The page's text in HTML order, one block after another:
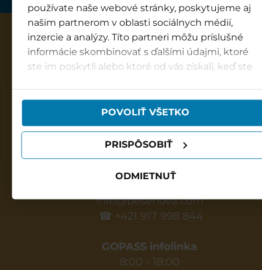
používate naše webové stránky, poskytujeme aj
našim partnerom v oblasti sociálnych médií,
inzercie a analýzy. Títo partneri môžu príslušné
informácie skombinovať s ďalšími údajmi, ktoré
ste im poskytli alebo ktoré od vás získali, keď ste
POVOLIŤ VŠETKO
PRISPÔSOBIŤ
ODMIETNUŤ
Vodní park Bešeňová
Otevírací doba:
Každý den: 9:00 - 20:00
Infocentrum Bešeňová
info@besenova.com
☎ +421 917 998 844
GOPASS infolinka
8:00 - 18:00